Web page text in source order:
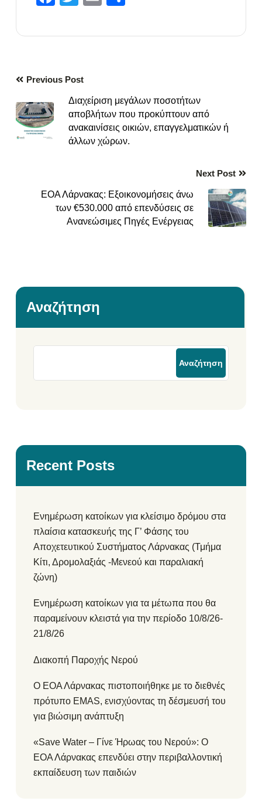
Previous Post
Διαχείριση μεγάλων ποσοτήτων
αποβλήτων που προκύπτουν από
ανακαινίσεις οικιών, επαγγελματικών ή
άλλων χώρων.
Next Post
ΕΟΑ Λάρνακας: Εξοικονομήσεις άνω
των €530.000 από επενδύσεις σε
Ανανεώσιμες Πηγές Ενέργειας
Αναζήτηση
Αναζήτηση
Recent Posts
Ενημέρωση κατοίκων για κλείσιμο δρόμου στα
πλαίσια κατασκευής της Γ’ Φάσης του
Αποχετευτικού Συστήματος Λάρνακας (Τμήμα
Κίτι, Δρομολαξιάς -Μενεού και παραλιακή
ζώνη)
Ενημέρωση κατοίκων για τα μέτωπα που θα
παραμείνουν κλειστά για την περίοδο 10/8/26-
21/8/26
Διακοπή Παροχής Νερού
Ο ΕΟΑ Λάρνακας πιστοποιήθηκε με το διεθνές
πρότυπο EMAS, ενισχύοντας τη δέσμευσή του
για βιώσιμη ανάπτυξη
«Save Water – Γίνε Ήρωας του Νερού»: Ο
ΕΟΑ Λάρνακας επενδύει στην περιβαλλοντική
εκπαίδευση των παιδιών